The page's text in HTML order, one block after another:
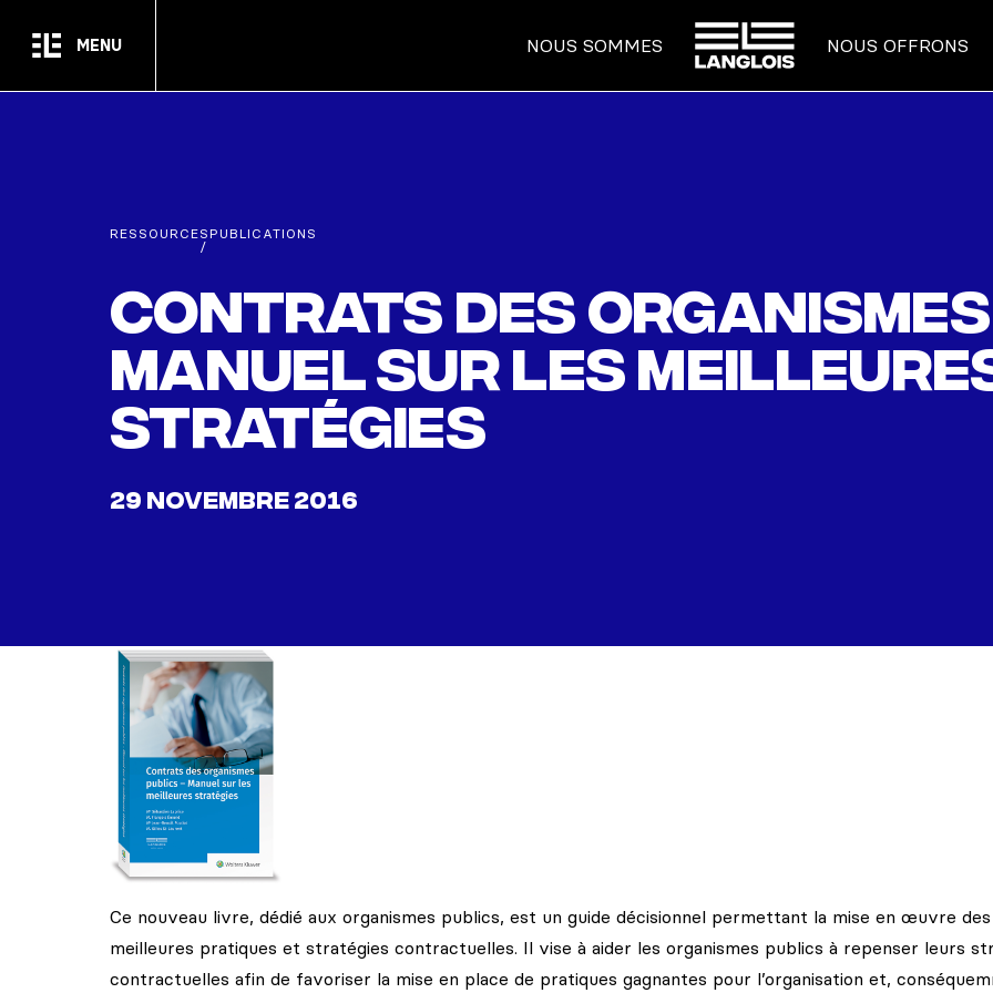
MENU NOUS SOMMES
ACCUEIL
NOUS OFFRONS
RESSOURCES
/
PUBLICATIONS
Contrats des
Manuel sur les
stratégies
29 NOVEMBRE 2016
Ce nouveau livre, dédié aux organismes publics, est un guide décisionnel permettant la mise en œuvre des
meilleures pratiques et stratégies contractuelles. Il vise à aider les organismes publics à repenser leurs
contractuelles afin de favoriser la mise en place de pratiques gagnantes pour l’organisation et,